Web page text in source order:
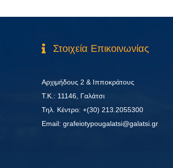
Στοιχεία Επικοινωνίας
Αρχιμήδους 2 & Ιπποκράτους
Τ.Κ.: 11146, Γαλάτσι
Τηλ. Κέντρο: +(30) 213.2055300
Εmail: grafeiotypougalatsi@galatsi.gr